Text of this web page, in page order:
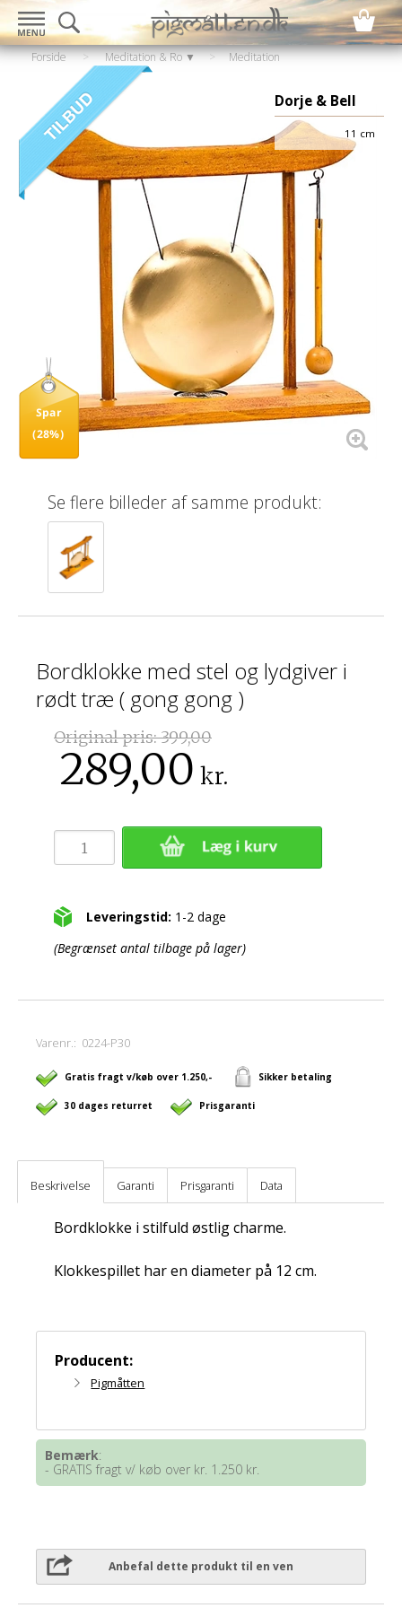
Forside > Meditation & Ro ▼ >
Meditation
Meditations instrumenter
Dorje & Bell
11 cm
Spar
(28%)
Se flere billeder af samme produkt:
Bordklokke med stel og lydgiver i
rødt træ ( gong gong )
Original pris:399,00
289,00 kr.
Leveringstid: 1-2 dage
(Begrænset antal tilbage på lager)
Varenr.: 0224-P30
Gratis fragt v/køb over 1.250,- Sikker betaling
30 dages returret Prisgaranti
Beskrivelse Garanti Prisgaranti Data
Bordklokke i stilfuld østlig charme.
Klokkespillet har en diameter på 12 cm.
Producent:
Pigmåtten
Bemærk:
- GRATIS fragt v/ køb over kr. 1.250 kr.
Anbefal dette produkt til en ven